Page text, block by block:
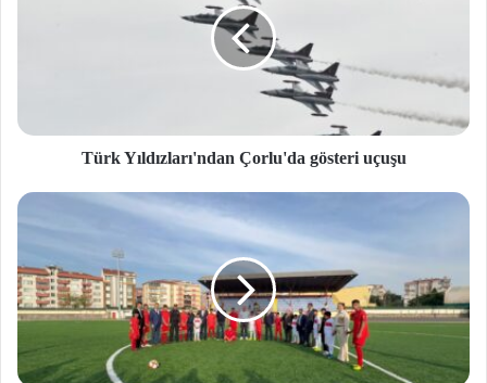
Türk Yıldızları'ndan Çorlu'da gösteri uçuşu